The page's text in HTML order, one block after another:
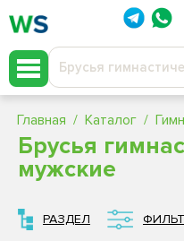
Главная Каталог
Брусья
мужские
РАЗДЕЛ